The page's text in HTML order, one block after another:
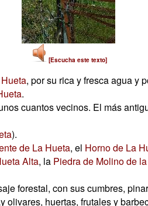
[Escucha este texto]
, por su rica y fresca agua y
.
cuantos vecinos. El más
).
de La Hueta, el Horno de La
Alta, la Piedra de Molino de
forestal, con sus cumbres,
huertas, frutales y